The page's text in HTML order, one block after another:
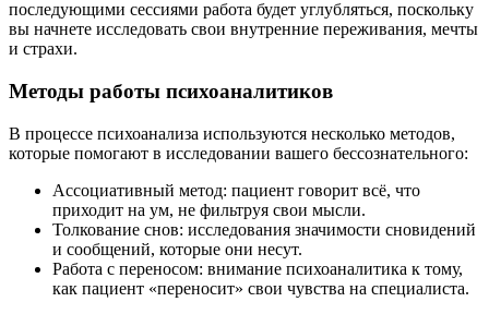
последующими сессиями работа будет углубляться, поскольку
вы начнете исследовать свои внутренние переживания, мечты
и страхи.
Методы работы психоаналитиков
В процессе психоанализа используются несколько методов,
которые помогают в исследовании вашего бессознательного:
Ассоциативный метод: пациент говорит всё, что
приходит на ум, не фильтруя свои мысли.
Толкование снов: исследования значимости сновидений
и сообщений, которые они несут.
Работа с переносом: внимание психоаналитика к тому,
как пациент «переносит» свои чувства на специалиста.